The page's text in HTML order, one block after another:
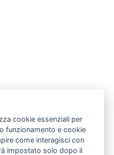
cookie essenziali per
funzionamento e cookie
come interagisci con
impostato solo dopo il